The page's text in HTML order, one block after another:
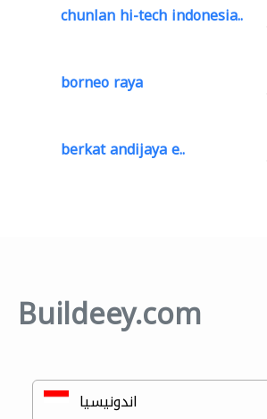
chunlan hi-tech indonesia..
borneo raya
berkat andijaya e..
Buildeey.com